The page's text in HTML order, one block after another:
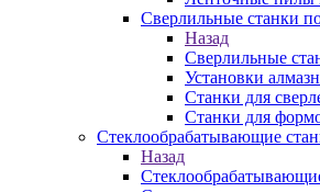
Сверлильные станки
Назад
Сверлильные
Установки
Станки для
Станки для
Стеклообрабатывающие
Назад